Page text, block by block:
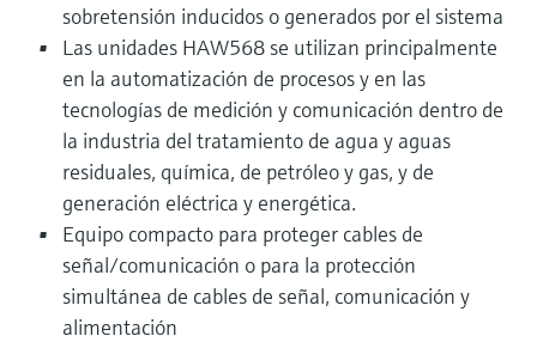
sobretensión inducidos o generados por el sistema
Las unidades HAW568 se utilizan principalmente
en la automatización de procesos y en las
tecnologías de medición y comunicación dentro de
la industria del tratamiento de agua y aguas
residuales, química, de petróleo y gas, y de
generación eléctrica y energética.
Equipo compacto para proteger cables de
señal/comunicación o para la protección
simultánea de cables de señal, comunicación y
alimentación